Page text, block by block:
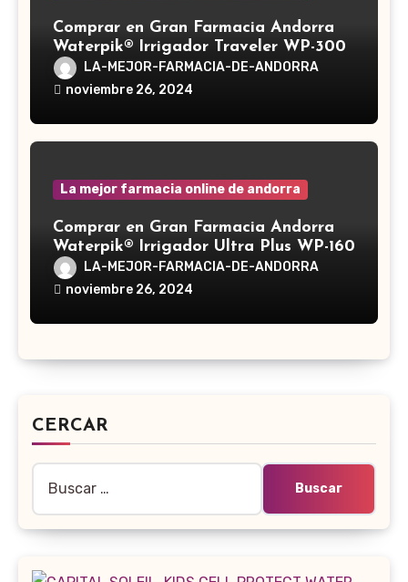
Comprar en Gran Farmacia Andorra
Waterpik® Irrigador Traveler WP-300
LA-MEJOR-FARMACIA-DE-ANDORRA
noviembre 26, 2024
La mejor farmacia online de andorra
Comprar en Gran Farmacia Andorra
Waterpik® Irrigador Ultra Plus WP-160
LA-MEJOR-FARMACIA-DE-ANDORRA
noviembre 26, 2024
CERCAR